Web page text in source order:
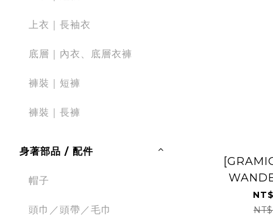
上衣｜長袖衣
底層｜內衣、底層衣褲
褲裝｜短褲
褲裝｜長褲
身著部品 / 配件
帽子
頭巾／頭帶／毛巾